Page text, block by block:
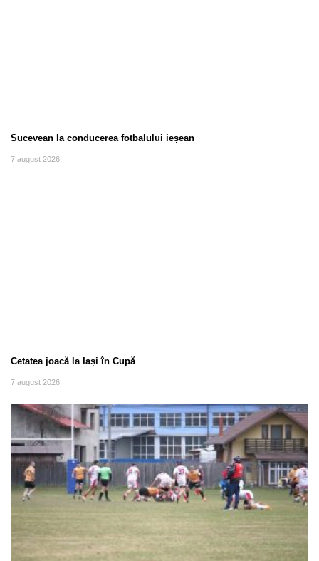
Sucevean la conducerea fotbalului ieșean
7 august 2026
Cetatea joacă la Iași în Cupă
7 august 2026